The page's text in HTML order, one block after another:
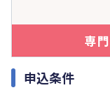
申込条件